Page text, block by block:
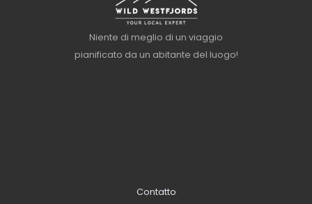
Niente di meglio di un viaggio
pianificato da un abitante del luogo!
Contatto